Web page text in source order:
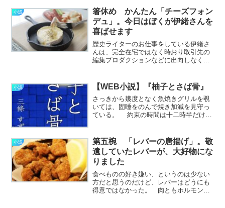
だ。 淡くやわらかな黄緑色をして、地
面からぴょこっと出てきた………………
～続きを読む～
小説
箸休め かんたん「チーズフォン
デュ」。今日はぼくが伊緒さんを
喜ばせます
歴史ライターのお仕事をしている伊緒さ
んは、完全在宅ではなく時おり取引先の
編集プロダクションなどに出向しなくて
夜遅くなるのでぼくの休日と重なったと
きはつまらない。 これま………………
～続きを読む～
小説 【WEB小説】『柚子とさば骨』
さっきから幾度となく魚焼きグリルを覗
いては、固唾をのんで焼き加減を見守っ
ている。 約束の時間は十二時半だけ
ない。 いまかいまかと焼き上がりが待
たれるノルウェーさばを………………～
続きを読む～
小説
第五椀 「レバーの唐揚げ」。敬
遠していたレバーが、大好物にな
りました
食べものの好き嫌い、というのは少ない
方だと思うのだけど、レバーはどうにも
得意ではなかった。 肉ともホルモンと